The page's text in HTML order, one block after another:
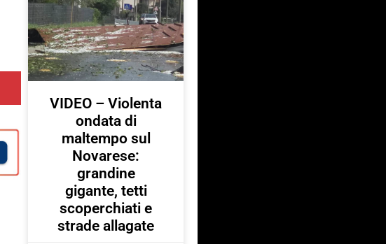
VIDEO – Violenta
ondata di
maltempo sul
Novarese:
grandine
gigante, tetti
scoperchiati e
strade allagate